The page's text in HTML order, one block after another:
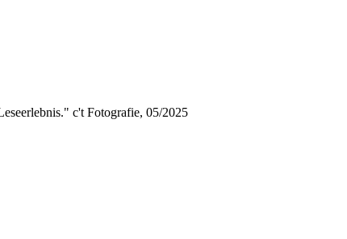
c't Fotografie, 05/2025